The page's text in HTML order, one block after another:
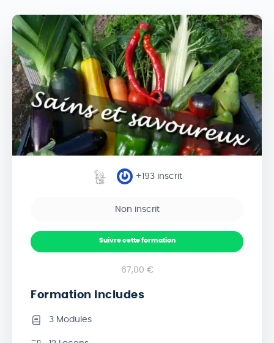
+193 inscrit
Non inscrit
Suivre cette formation
67,00 €
Formation Includes
3 Modules